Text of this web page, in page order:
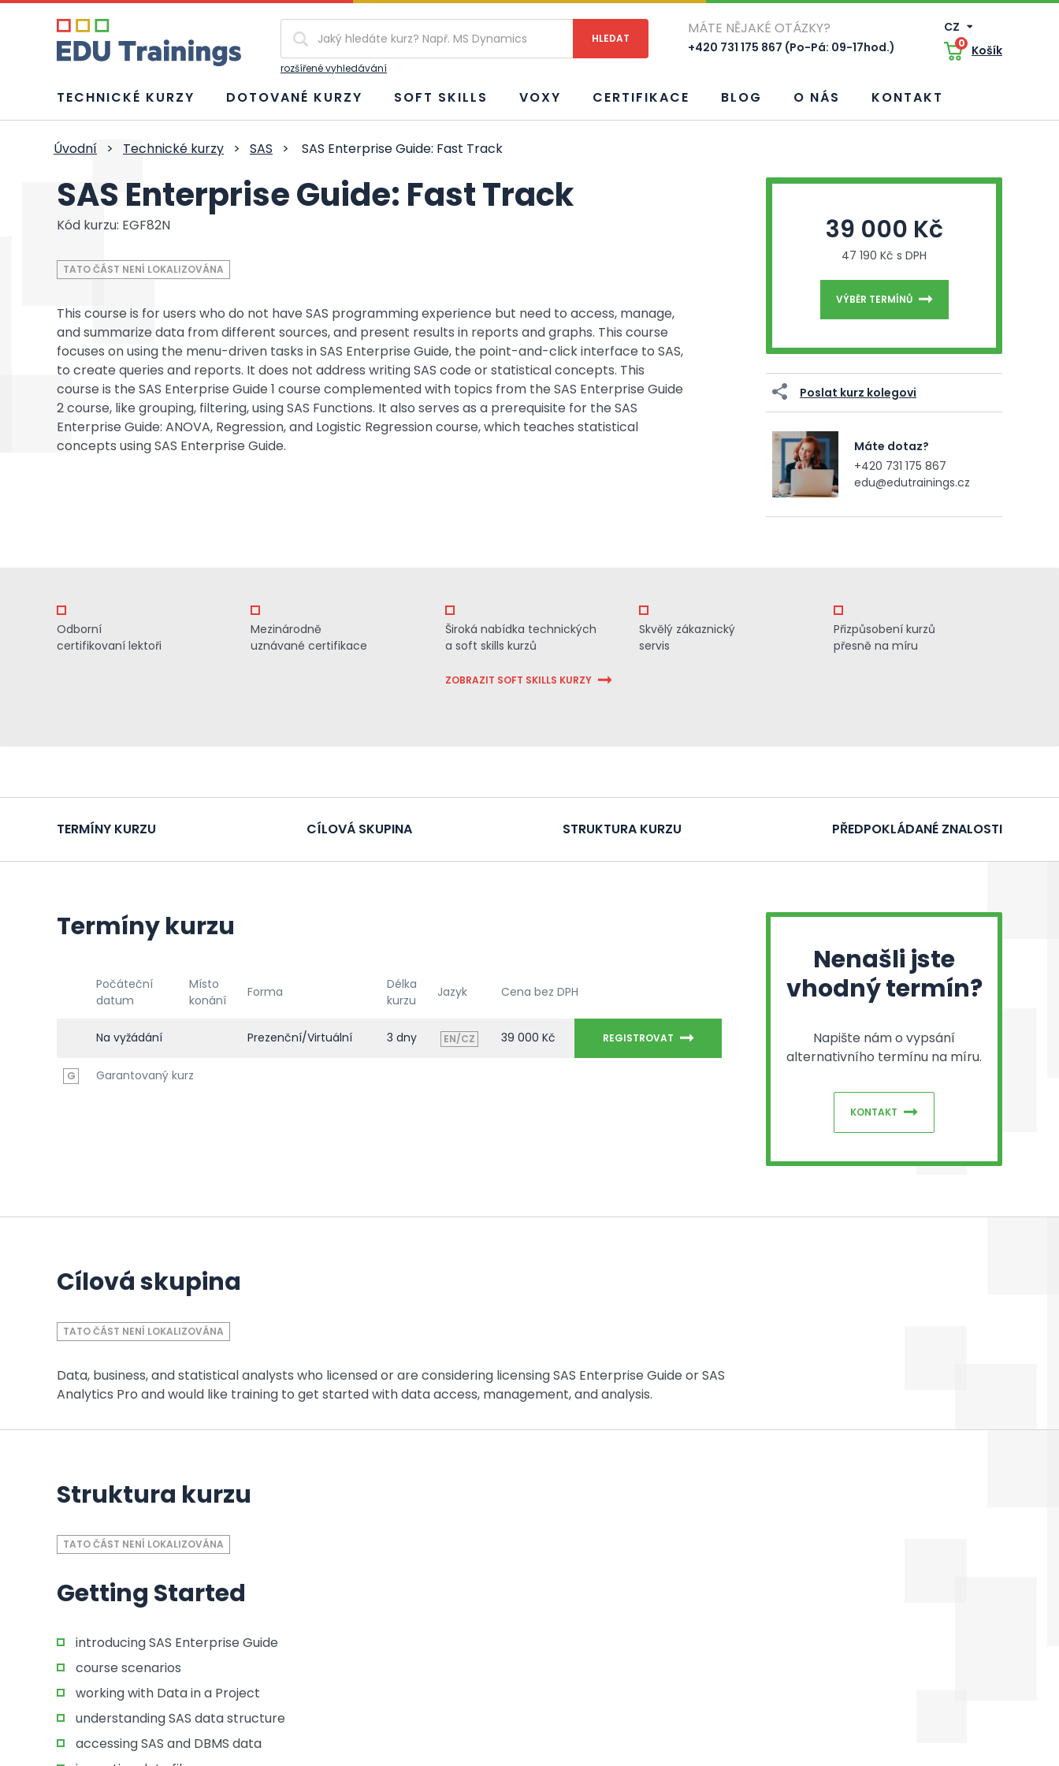
rozšířené vyhledávání
MÁTE NĚJAKÉ OTÁZKY?
+420 731 175 867 (Po-Pá: 09-17hod.)
CZ
0 Košík
TECHNICKÉ KURZY DOTOVANÉ KURZY SOFT SKILLS VOXY CERTIFIKACE BLOG O NÁS KONTAKT
Úvodní > Technické kurzy > SAS > SAS Enterprise Guide: Fast Track
SAS Enterprise Guide: Fast Track
Kód kurzu: EGF82N
TATO ČÁST NENÍ LOKALIZOVÁNA
This course is for users who do not have SAS programming experience but need to access, manage,
and summarize data from different sources, and present results in reports and graphs. This course
focuses on using the menu-driven tasks in SAS Enterprise Guide, the point-and-click interface to SAS,
to create queries and reports. It does not address writing SAS code or statistical concepts. This
course is the SAS Enterprise Guide 1 course complemented with topics from the SAS Enterprise Guide
2 course, like grouping, filtering, using SAS Functions. It also serves as a prerequisite for the SAS
Enterprise Guide: ANOVA, Regression, and Logistic Regression course, which teaches statistical
concepts using SAS Enterprise Guide.
39 000 Kč
47 190 Kč s DPH
VÝBĚR TERMÍNŮ
Poslat kurz kolegovi
Máte dotaz?
+420 731 175 867
edu@edutrainings.cz
Odborní
certifikovaní lektoři
Mezinárodně
uznávané certifikace
Široká nabídka technických
a soft skills kurzů
ZOBRAZIT SOFT SKILLS KURZY
Skvělý zákaznický
servis
Přizpůsobení kurzů
přesně na míru
TERMÍNY KURZU CÍLOVÁ SKUPINA STRUKTURA KURZU PŘEDPOKLÁDANÉ ZNALOSTI
Termíny kurzu
Počáteční
datum
Místo
konání
Forma
Délka
kurzu
Jazyk Cena bez DPH
Na vyžádání Prezenční/Virtuální 3 dny EN/CZ 39 000 Kč REGISTROVAT
G Garantovaný kurz
Nenašli jste
vhodný termín?
Napište nám o vypsání
alternativního termínu na míru.
KONTAKT
Cílová skupina
TATO ČÁST NENÍ LOKALIZOVÁNA
Data, business, and statistical analysts who licensed or are considering licensing SAS Enterprise Guide or SAS
Analytics Pro and would like training to get started with data access, management, and analysis.
Struktura kurzu
TATO ČÁST NENÍ LOKALIZOVÁNA
Getting Started
introducing SAS Enterprise Guide
course scenarios
working with Data in a Project
understanding SAS data structure
accessing SAS and DBMS data